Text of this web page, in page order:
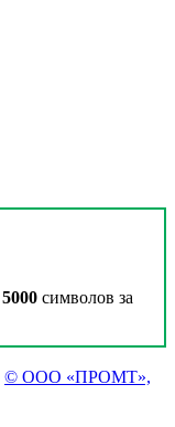
5000 символов за
© ООО «ПРОМТ»,